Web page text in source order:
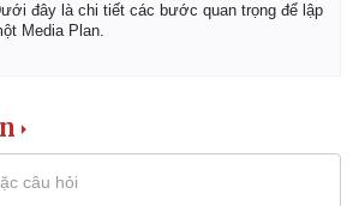
đây là chi tiết các bước quan trọng để lập
Media Plan.